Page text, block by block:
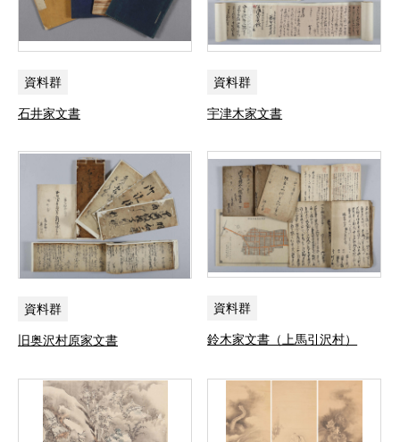
資料群
石井家文書
資料群
宇津木家文書
資料群
旧奥沢村原家文書
資料群
鈴木家文書（上馬引沢村）